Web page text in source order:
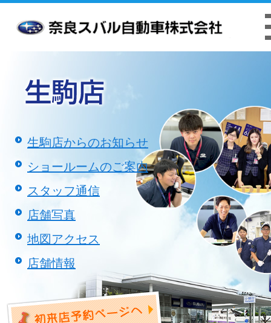
お客様本位の業務運営方針 クッキーポリシ
生駒店からのお知らせ
ショールームのご案内
スタッフ通信
店舗写真
地図アクセス
店舗情報